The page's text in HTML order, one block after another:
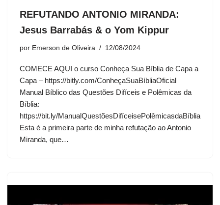
REFUTANDO ANTONIO MIRANDA:
Jesus Barrabás & o Yom Kippur
por Emerson de Oliveira 12/08/2024
COMECE AQUI o curso Conheça Sua Bíblia de Capa a
Capa – https://bitly.com/ConheçaSuaBíbliaOficial
Manual Bíblico das Questões Difíceis e Polêmicas da
Bíblia:
https://bit.ly/ManualQuestõesDifíceisePolêmicasdaBíblia
Esta é a primeira parte de minha refutação ao Antonio
Miranda, que…